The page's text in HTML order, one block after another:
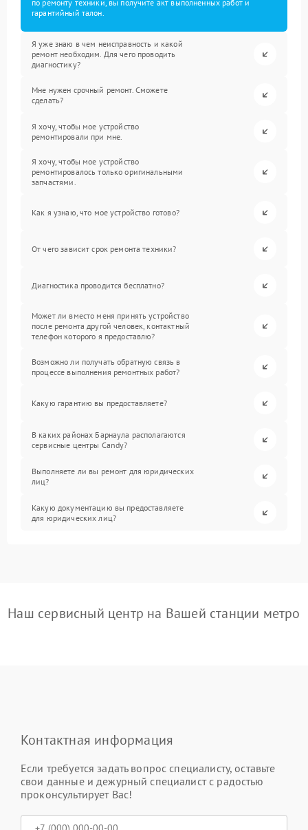
по ремонту техники, вы получите акт выполненных работ и
гарантийный талон.
Я уже знаю в чем неисправность и какой
ремонт необходим. Для чего проводить
диагностику?
Мне нужен срочный ремонт. Сможете
сделать?
Я хочу, чтобы мое устройство
ремонтировали при мне.
Я хочу, чтобы мое устройство
ремонтировалось только оригинальными
запчастями.
Как я узнаю, что мое устройство готово?
От чего зависит срок ремонта техники?
Диагностика проводится бесплатно?
Может ли вместо меня принять устройство
после ремонта другой человек, контактный
телефон которого я предоставлю?
Возможно ли получать обратную связь в
процессе выполнения ремонтных работ?
Какую гарантию вы предоставляете?
В каких районах Барнаула располагаются
сервисные центры Candy?
Выполняете ли вы ремонт для юридических
лиц?
Какую документацию вы предоставляете
для юридических лиц?
Наш сервисный центр на Вашей станции метро
Контактная информация
Если требуется задать вопрос специалисту, оставьте
свои данные и дежурный специалист с радостью
проконсультирует Вас!